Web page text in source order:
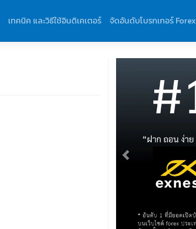
เทคนิค และวิธีใช้อินดิเคเตอร์ จัดอันดับโบรกเกอร์ Forex
Previous